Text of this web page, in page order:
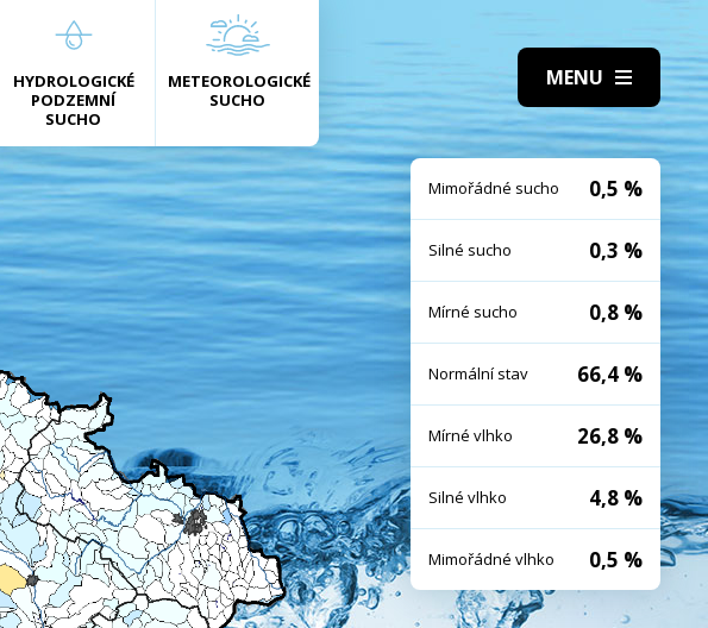
HYDROLOGICKÉ
PODZEMNÍ
SUCHO
METEOROLOGICKÉ
SUCHO
Mimořádné sucho 0,5 %
Silné sucho 0,3 %
Mírné sucho 0,8 %
Normální stav 66,4 %
Mírné vlhko 26,8 %
Silné vlhko 4,8 %
Mimořádné vlhko 0,5 %